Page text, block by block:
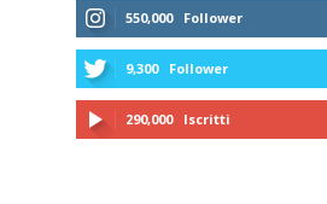
550,000 Follower
9,300 Follower
290,000 Iscritti